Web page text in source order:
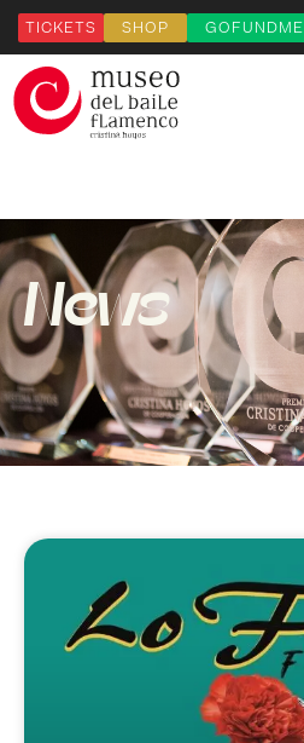
TICKETS SHOP GOFUNDME
News